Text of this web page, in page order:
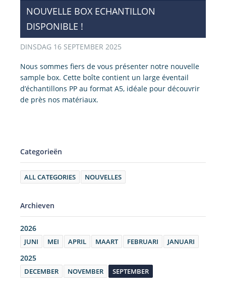
NOUVELLE BOX ECHANTILLON
DISPONIBLE !
DINSDAG 16 SEPTEMBER 2025
Nous sommes fiers de vous présenter notre nouvelle
sample box. Cette boîte contient un large éventail
d’échantillons PP au format A5, idéale pour découvrir
de près nos matériaux.
Categorieën
ALL CATEGORIES NOUVELLES
Archieven
2026
JUNI MEI APRIL MAART FEBRUARI JANUARI
2025
DECEMBER NOVEMBER SEPTEMBER